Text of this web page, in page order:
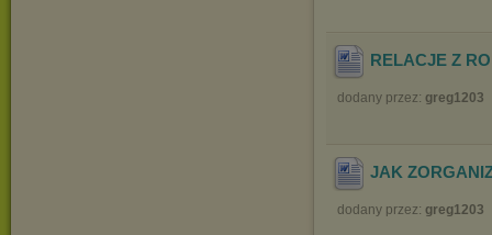
RELACJE Z
dodany przez: greg1203
JAK
dodany przez: greg1203